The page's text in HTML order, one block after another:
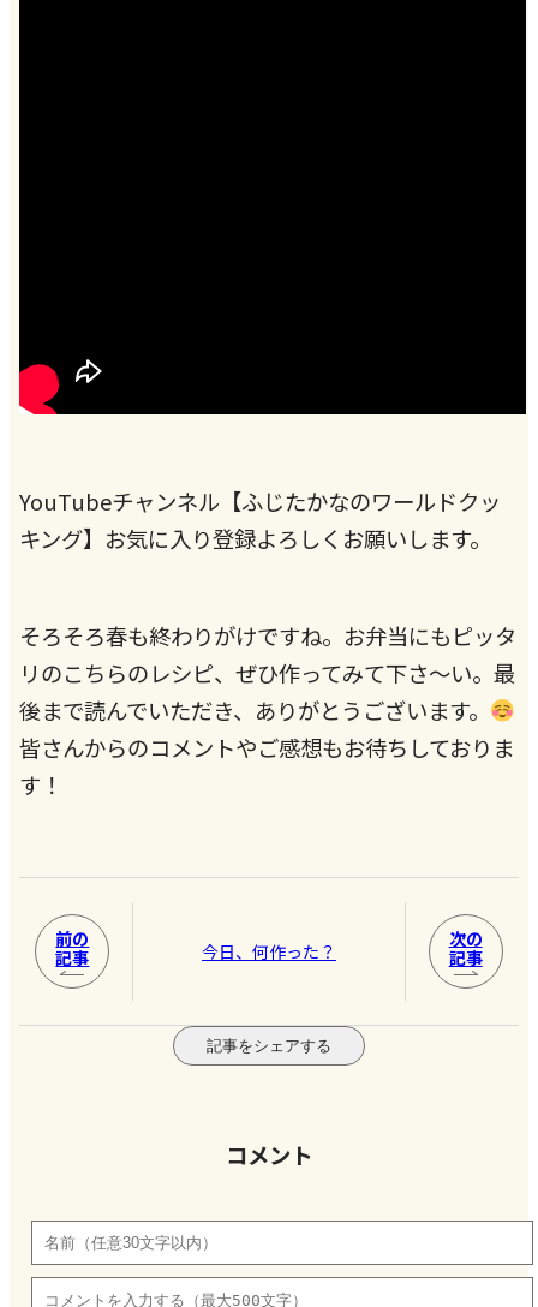
YouTubeチャンネル【ふじたかなのワールドクッ
キング】お気に入り登録よろしくお願いします。
そろそろ春も終わりがけですね。お弁当にもピッタ
リのこちらのレシピ、ぜひ作ってみて下さ～い。最
後まで読んでいただき、ありがとうございます。
皆さんからのコメントやご感想もお待ちしておりま
す！
前の
記事
今日、何作った？
次の
記事
記事をシェアする
コメント